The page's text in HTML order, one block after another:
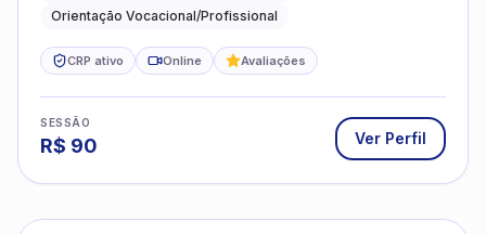
Orientação Vocacional/Profissional
CRP ativo Online Avaliações
SESSÃO
R$ 90 Ver Perfil